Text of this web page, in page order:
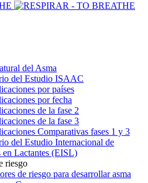
del Asma
del Estudio ISAAC
por países
por fecha
de la fase 2
de la fase 3
Comparativas fases 1 y 3
del Estudio Internacional de
en Lactantes (EISL)
riesgo
de riesgo para desarrollar asma